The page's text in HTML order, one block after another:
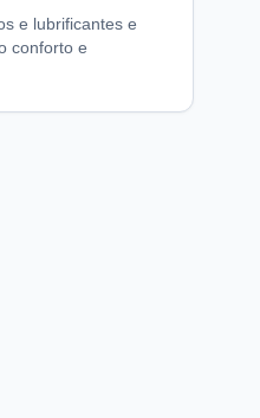
e lubrificantes e
conforto e